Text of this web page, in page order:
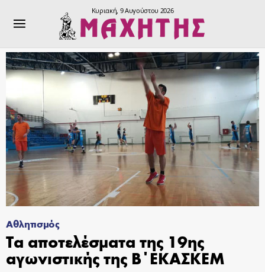
Κυριακή, 9 Αυγούστου 2026
Αθλητισμός
Τα αποτελέσματα της 19ης
αγωνιστικής της Β΄ΕΚΑΣΚΕΜ